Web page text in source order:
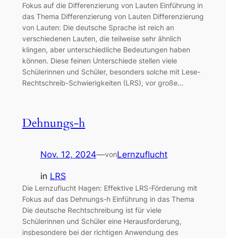
Fokus auf die Differenzierung von Lauten Einführung in
das Thema Differenzierung von Lauten Differenzierung
von Lauten: Die deutsche Sprache ist reich an
verschiedenen Lauten, die teilweise sehr ähnlich
klingen, aber unterschiedliche Bedeutungen haben
können. Diese feinen Unterschiede stellen viele
Schülerinnen und Schüler, besonders solche mit Lese-
Rechtschreib-Schwierigkeiten (LRS), vor große…
Dehnungs-h
Nov. 12, 2024—vonLernzuflucht
in LRS
Die Lernzuflucht Hagen: Effektive LRS-Förderung mit
Fokus auf das Dehnungs-h Einführung in das Thema
Die deutsche Rechtschreibung ist für viele
Schülerinnen und Schüler eine Herausforderung,
insbesondere bei der richtigen Anwendung des